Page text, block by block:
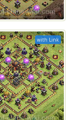
with Link